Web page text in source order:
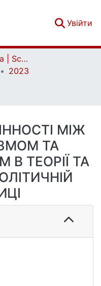
Увійти
Наукова періодика | Scientific periodicals
2023
МІЖ
ТА
В ТЕОРІЇ ТА